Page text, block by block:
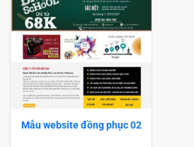
Mẫu website đồng phục 02